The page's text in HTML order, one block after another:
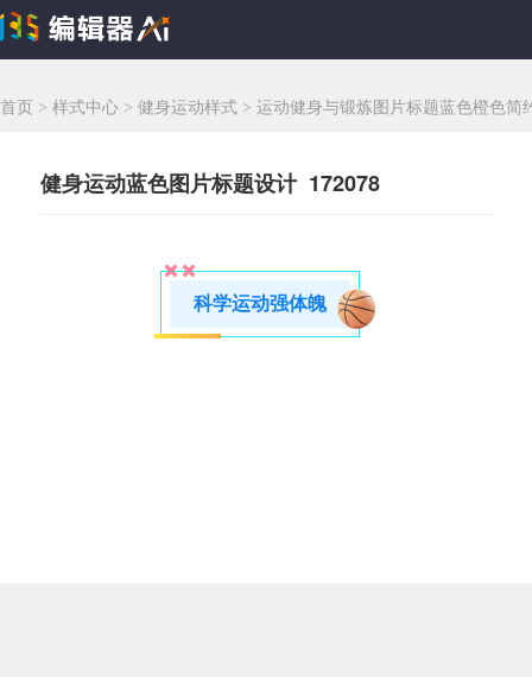
首页 > 样式中心 > 健身运动样式 > 运动健身与锻炼图片标题蓝色橙色简
健身运动蓝色图片标题设计 172078
科学运动强体魄